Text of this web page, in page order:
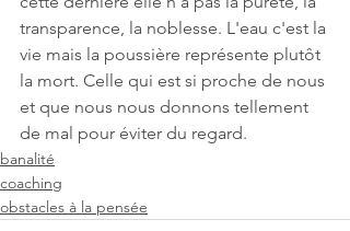
transparence, la noblesse. L'eau c'est la
vie mais la poussière représente plutôt
la mort. Celle qui est si proche de nous
et que nous nous donnons tellement
de mal pour éviter du regard.
banalité
coaching
obstacles à la pensée